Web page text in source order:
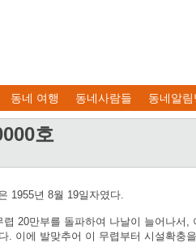
동네 여행 동네사람들 동네알림
호
1955년 8월 19일자였다.
20만부를 돌파하여 나날이 늘어나서,
. 이에 발맞추어 이 무렵부터 시설확충